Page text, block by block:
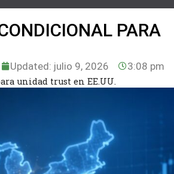
PARA
Updated: julio 9, 2026 3:08 pm
unidad trust en EE.UU.